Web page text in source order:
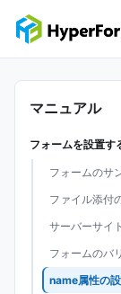
マニュアル
フォームを設置す
フォームのサ
ファイル添付
サーバーサイ
フォームのバ
name属性の